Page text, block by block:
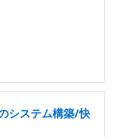
システム構築/快